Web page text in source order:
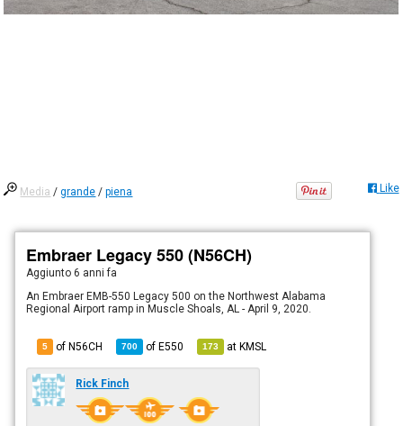
Media /grande /piena Like
Embraer Legacy 550 (N56CH)
Aggiunto6 anni fa
An Embraer EMB-550 Legacy 500 on the Northwest Alabama
Regional Airport ramp in Muscle Shoals, AL - April 9, 2020.
5 of N56CH 700 ofE550 173 atKMSL
Rick Finch